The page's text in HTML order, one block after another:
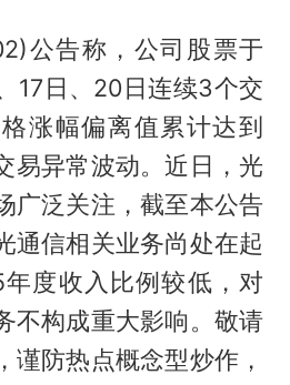
公告称，公司股票于
17日、20日连续3个交
涨幅偏离值累计达到
易异常波动。近日，光
广泛关注，截至本公告
通信相关业务尚处在起
度收入比例较低，对
不构成重大影响。敬请
谨防热点概念型炒作，